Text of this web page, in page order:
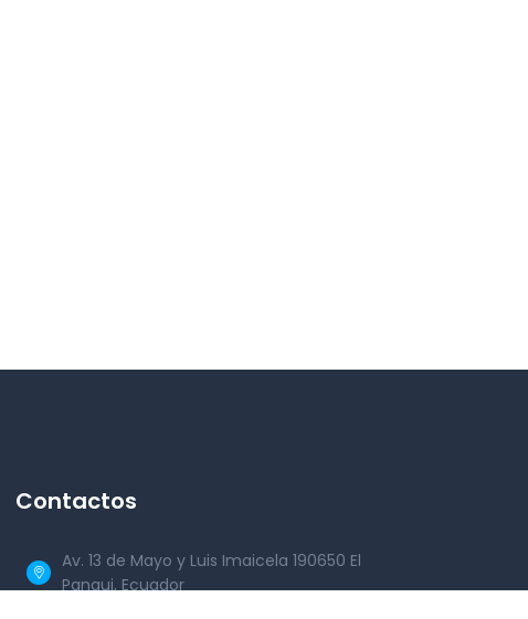
Contactos
Av. 13 de Mayo y Luis Imaicela 190650 El
Pangui, Ecuador